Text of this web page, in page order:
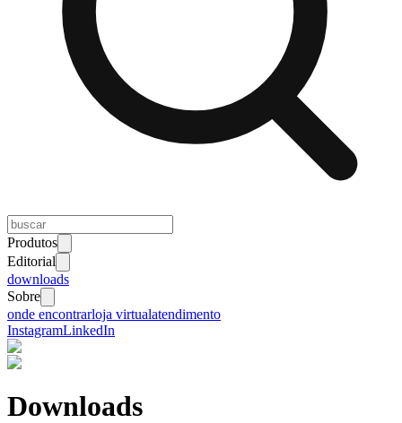
Produtos
Editorial
downloads
Sobre
onde encontrarloja virtualatendimento
InstagramLinkedIn
Downloads